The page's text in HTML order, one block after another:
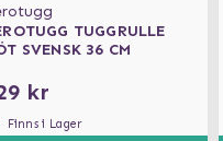
TUGGRULLE
SVENSK 36 CM
kr
Finns i Lager